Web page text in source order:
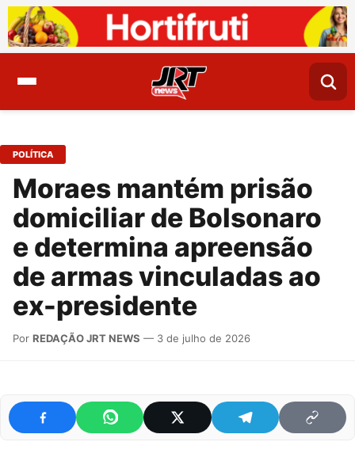
POLÍTICA
Moraes mantém prisão
domiciliar de Bolsonaro
e determina apreensão
de armas vinculadas ao
ex-presidente
Por REDAÇÃO JRT NEWS — 3 de julho de 2026